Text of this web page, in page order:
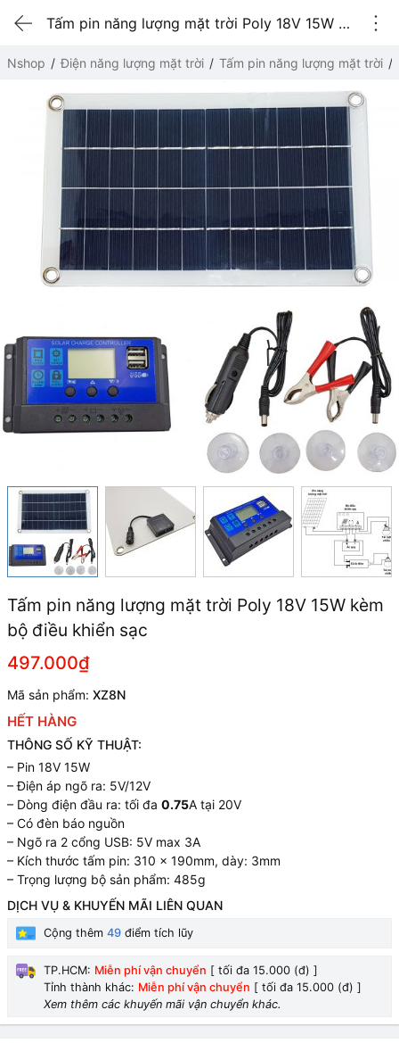
Tấm pin năng lượng mặt trời Poly 18V 15W kèm bộ điều khiển sạc
Nshop Điện năng lượng mặt trời Tấm pin năng lượng mặt trời
Tấm pin năng lượng mặt trời Poly 18V 15W kèm
bộ điều khiển sạc
497.000₫
Mã sản phẩm: XZ8N
HẾT HÀNG
THÔNG SỐ KỸ THUẬT:
– Pin 18V 15W
– Điện áp ngõ ra: 5V/12V
– Dòng điện đầu ra: tối đa 0.75A tại 20V
– Có đèn báo nguồn
– Ngõ ra 2 cổng USB: 5V max 3A
– Kích thước tấm pin: 310 x 190mm, dày: 3mm
– Trọng lượng bộ sản phẩm: 485g
DỊCH VỤ & KHUYẾN MÃI LIÊN QUAN
Cộng thêm 49 điểm tích lũy
TP.HCM: Miễn phí vận chuyển [ tối đa 15.000 (đ) ]
Tỉnh thành khác: Miễn phí vận chuyển [ tối đa 15.000 (đ) ]
Xem thêm các khuyến mãi vận chuyển khác.